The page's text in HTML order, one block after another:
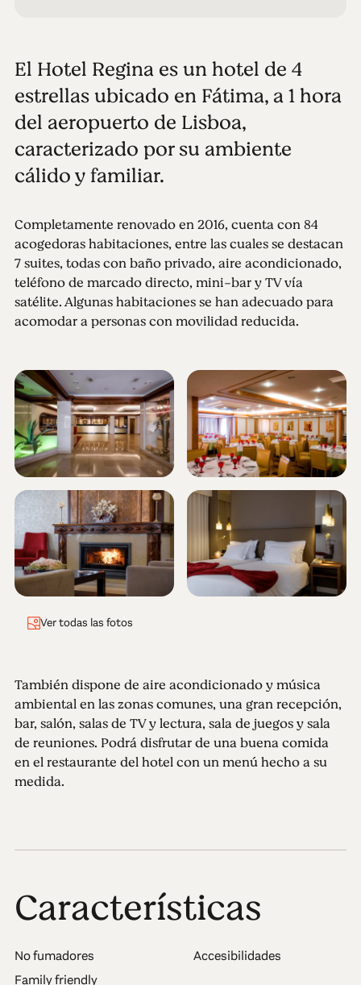
El Hotel Regina es un hotel de 4
estrellas ubicado en Fátima, a 1 hora
del aeropuerto de Lisboa,
caracterizado por su ambiente
cálido y familiar.
Completamente renovado en 2016, cuenta con 84
acogedoras habitaciones, entre las cuales se destacan
7 suites, todas con baño privado, aire acondicionado,
teléfono de marcado directo, mini-bar y TV vía
satélite. Algunas habitaciones se han adecuado para
acomodar a personas con movilidad reducida.
Ver todas las fotos
También dispone de aire acondicionado y música
ambiental en las zonas comunes, una gran recepción,
bar, salón, salas de TV y lectura, sala de juegos y sala
de reuniones. Podrá disfrutar de una buena comida
en el restaurante del hotel con un menú hecho a su
medida.
Características
No fumadores
Accesibilidades
Family friendly